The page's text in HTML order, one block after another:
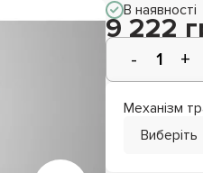
В наявності
9 222
Механізм
Виберіть